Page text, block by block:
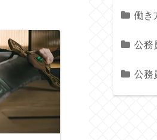
働き
公務
公務